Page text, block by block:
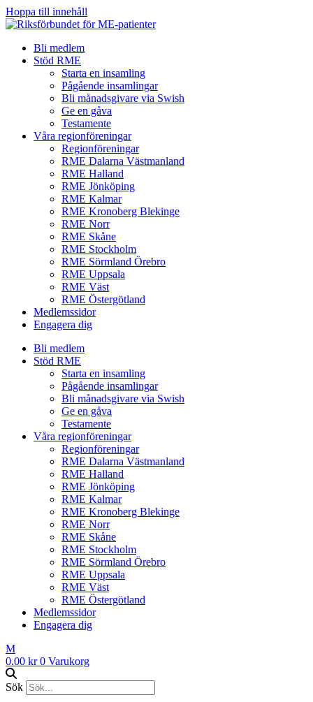
Hoppa till innehåll
Bli medlem
Stöd RME
Starta en insamling
Pågående insamlingar
Bli månadsgivare via Swish
Ge en gåva
Testamente
Våra regionföreningar
Regionföreningar
RME Dalarna Västmanland
RME Halland
RME Jönköping
RME Kalmar
RME Kronoberg Blekinge
RME Norr
RME Skåne
RME Stockholm
RME Sörmland Örebro
RME Uppsala
RME Väst
RME Östergötland
Medlemssidor
Engagera dig
Bli medlem
Stöd RME
Starta en insamling
Pågående insamlingar
Bli månadsgivare via Swish
Ge en gåva
Testamente
Våra regionföreningar
Regionföreningar
RME Dalarna Västmanland
RME Halland
RME Jönköping
RME Kalmar
RME Kronoberg Blekinge
RME Norr
RME Skåne
RME Stockholm
RME Sörmland Örebro
RME Uppsala
RME Väst
RME Östergötland
Medlemssidor
Engagera dig
M
0.00 kr 0 Varukorg
Sök